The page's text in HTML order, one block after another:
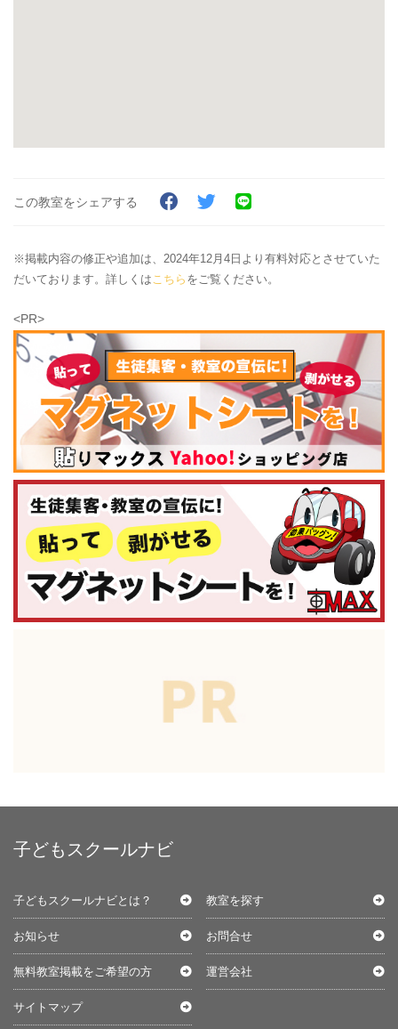
この教室をシェアする
※掲載内容の修正や追加は、2024年12月4日より有料対応とさせていた
だいております。詳しくは こちら をご覧ください。
<PR>
子どもスクールナビ
子どもスクールナビとは？ 教室を探す
お知らせ お問合せ
無料教室掲載をご希望の方 運営会社
サイトマップ